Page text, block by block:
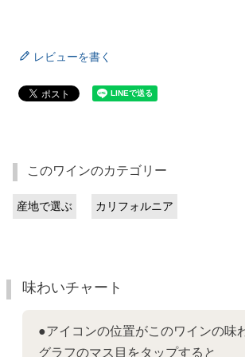
レビューを書く
このワインのカテゴリー
産地で選ぶ カリフォルニア
味わいチャート
●アイコンの位置がこのワインの味
グラフのマス目をタップすると